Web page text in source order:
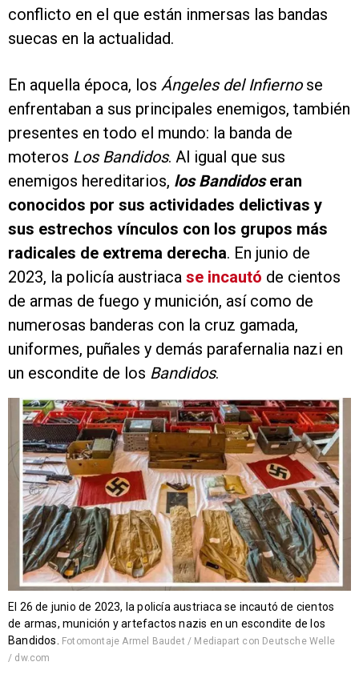
conflicto en el que están inmersas las bandas
suecas en la actualidad.
En aquella época, los Ángeles del Infiernose
enfrentaban a sus principales enemigos, también
presentes en todo el mundo: la banda de
moteros Los Bandidos. Al igual que sus
enemigos hereditarios, los Bandidoseran
conocidos por sus actividades delictivas y
sus estrechos vínculos con los grupos más
radicales de extrema derecha. En junio de
2023, la policía austriaca se incautó de cientos
de armas de fuego y munición, así como de
numerosas banderas con la cruz gamada,
uniformes, puñales y demás parafernalia nazi en
un escondite de los Bandidos.
El 26 de junio de 2023, la policía austriaca se incautó de cientos
de armas, munición y artefactos nazis en un escondite de los
Bandidos. Fotomontaje Armel Baudet / Mediapart con Deutsche Welle
/ dw.com